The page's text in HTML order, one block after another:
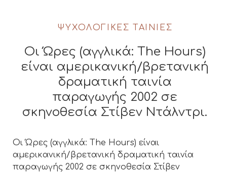
ΨΥΧΟΛΟΓΙΚΈΣ ΤΑΙΝΊΕΣ
Οι Ώρες (αγγλικά: The Hours)
είναι αμερικανική/βρετανική
δραματική ταινία
παραγωγής 2002 σε
σκηνοθεσία Στίβεν Ντάλντρι.
Οι Ώρες (αγγλικά: The Hours) είναι
αμερικανική/βρετανική δραματική ταινία
παραγωγής 2002 σε σκηνοθεσία Στίβεν